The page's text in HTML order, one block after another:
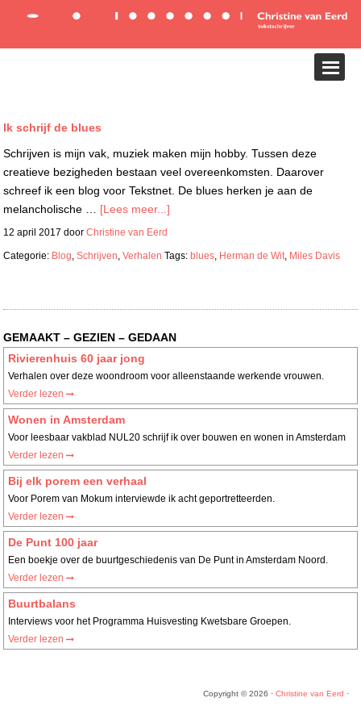
Ik schrijf de blues
Schrijven is mijn vak, muziek maken mijn hobby. Tussen deze
creatieve bezigheden bestaan veel overeenkomsten. Daarover
schreef ik een blog voor Tekstnet. De blues herken je aan de
melancholische … [Lees meer...]
12 april 2017 doorChristine van Eerd
Categorie: Blog,Schrijven,Verhalen Tags: blues, Herman de Wit, Miles Davis
GEMAAKT – GEZIEN – GEDAAN
Rivierenhuis 60 jaar jong
Verhalen over deze woondroom voor alleenstaande werkende vrouwen.
Verder lezen
Wonen in Amsterdam
Voor leesbaar vakblad NUL20 schrijf ik over bouwen en wonen in Amsterdam
Verder lezen
Bij elk porem een verhaal
Voor Porem van Mokum interviewde ik acht geportretteerden.
Verder lezen
De Punt 100 jaar
Een boekje over de buurtgeschiedenis van De Punt in Amsterdam Noord.
Verder lezen
Buurtbalans
Interviews voor het Programma Huisvesting Kwetsbare Groepen.
Verder lezen
Copyright © 2026 · Christine van Eerd ·